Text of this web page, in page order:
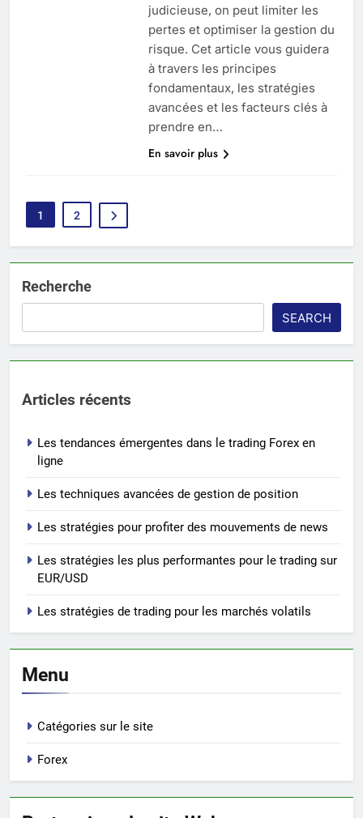
judicieuse, on peut limiter les
pertes et optimiser la gestion du
risque. Cet article vous guidera
à travers les principes
fondamentaux, les stratégies
avancées et les facteurs clés à
prendre en…
En savoir plus
1 2
Recherche
SEARCH
Articles récents
Les tendances émergentes dans le trading Forex en
ligne
Les techniques avancées de gestion de position
Les stratégies pour profiter des mouvements de news
Les stratégies les plus performantes pour le trading sur
EUR/USD
Les stratégies de trading pour les marchés volatils
Menu
Catégories sur le site
Forex